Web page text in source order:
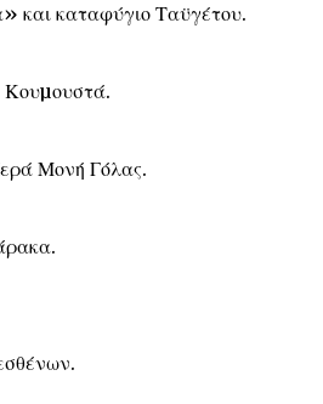
και καταφύγιο Ταϋγέτου.
Κουµουστά.
Μονή Γόλας.